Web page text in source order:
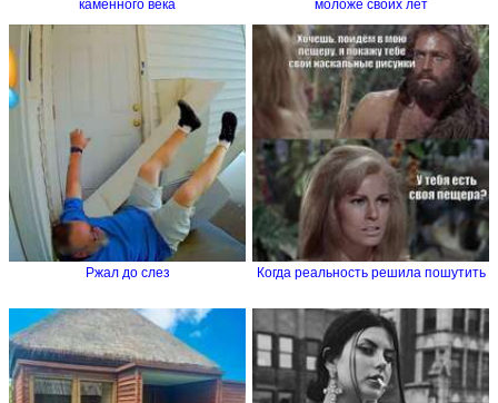
каменного века
моложе своих лет
Ржал до слез Когда реальность решила пошутить